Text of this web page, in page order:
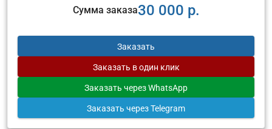
Сумма заказа30 000 р.
Заказать
Заказать в один клик
Заказать через WhatsApp
Заказать через Telegram